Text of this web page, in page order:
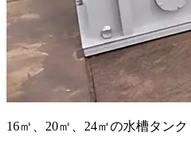
16㎥、20㎥、24㎥の水槽タンク